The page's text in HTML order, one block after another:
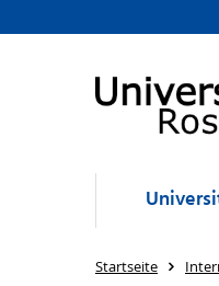
Startseite